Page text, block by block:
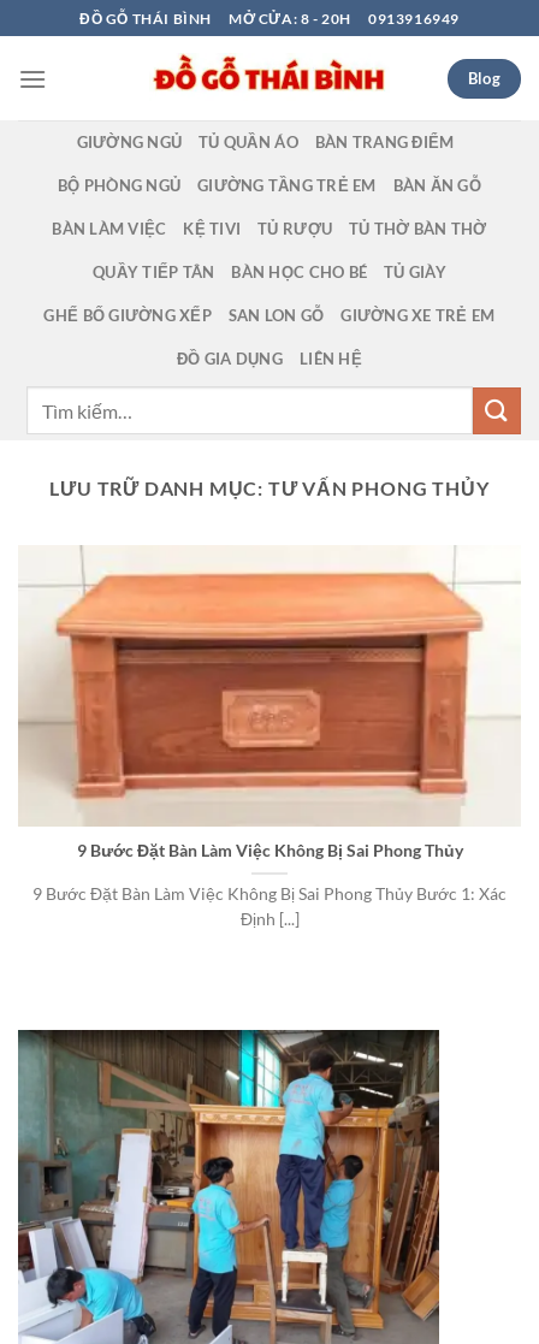
qua
nội
ĐỒ GỖ THÁI BÌNH MỞ CỬA: 8 - 20H 0913916949
Blog
GIƯỜNG NGỦ TỦ QUẦN ÁO BÀN TRANG ĐIỂM
BỘ PHÒNG NGỦ GIƯỜNG TẦNG TRẺ EM BÀN ĂN GỖ
BÀN LÀM VIỆC KỆ TIVI TỦ RƯỢU TỦ THỜ BÀN THỜ
QUẦY TIẾP TÂN BÀN HỌC CHO BÉ TỦ GIÀY
GHẾ BỐ GIƯỜNG XẾP SAN LON GỖ GIƯỜNG XE TRẺ EM
ĐỒ GIA DỤNG LIÊN HỆ
LƯU TRỮ DANH MỤC: TƯ VẤN PHONG THỦY
9 Bước Đặt Bàn Làm Việc Không Bị Sai Phong Thủy
9 Bước Đặt Bàn Làm Việc Không Bị Sai Phong Thủy Bước 1: Xác
Định [...]